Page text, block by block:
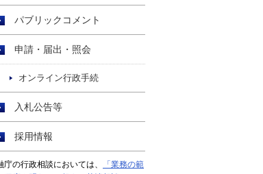
パブリックコメント
申請・届出・照会
オンライン行政手続
入札公告等
採用情報
庁の行政相談においては、
「業務の範